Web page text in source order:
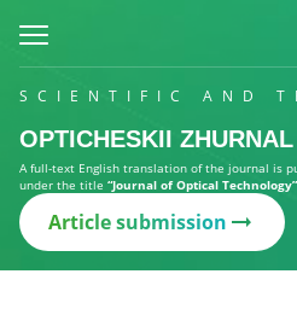
SCIENTIFIC AND
OPTICHESKII ZHURNAL
A full-text English translation of the journal is
under the title “Journal of Optical Technology”
Article submission